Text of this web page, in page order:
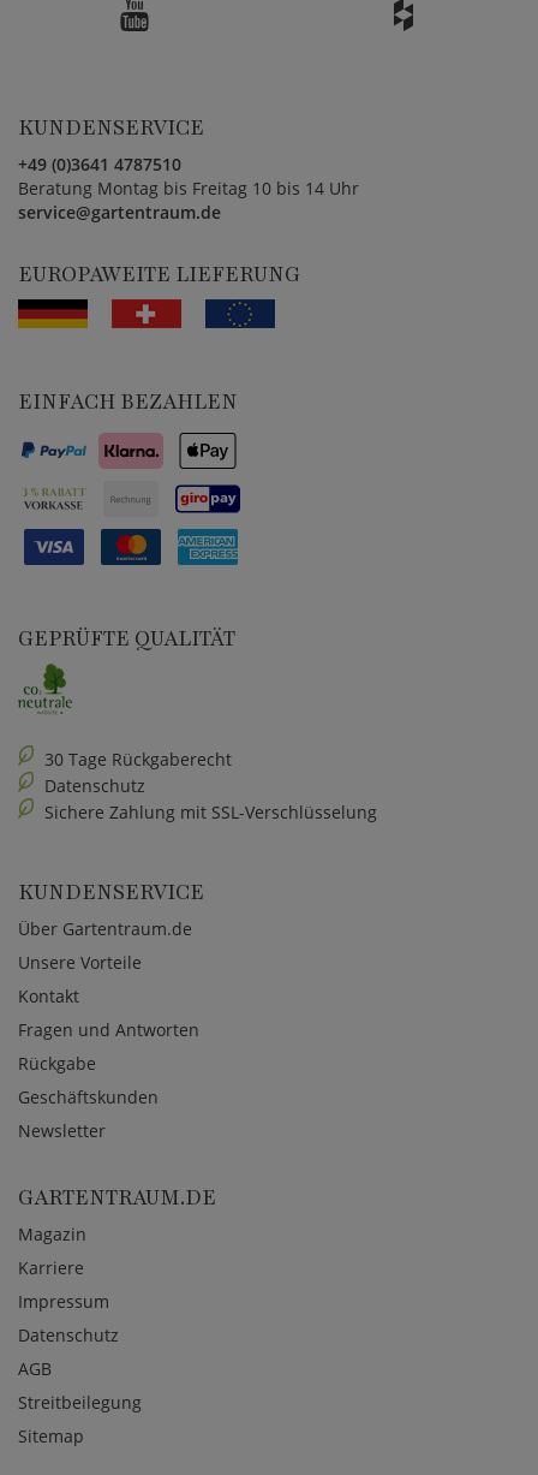
KUNDENSERVICE
+49 (0)3641 4787510
Beratung Montag bis Freitag 10 bis 14 Uhr
service@gartentraum.de
EUROPAWEITE LIEFERUNG
EINFACH BEZAHLEN
GEPRÜFTE QUALITÄT
30 Tage Rückgaberecht
Datenschutz
Sichere Zahlung mit SSL-Verschlüsselung
KUNDENSERVICE
Über Gartentraum.de
Unsere Vorteile
Kontakt
Fragen und Antworten
Rückgabe
Geschäftskunden
Newsletter
GARTENTRAUM.DE
Magazin
Karriere
Impressum
Datenschutz
AGB
Streitbeilegung
Sitemap